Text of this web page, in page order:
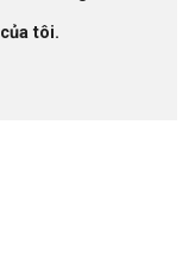
tôi.